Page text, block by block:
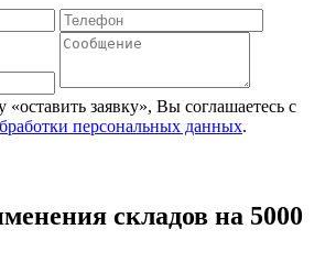
заявку», Вы соглашаетесь с
персональных данных.
складов на 5000